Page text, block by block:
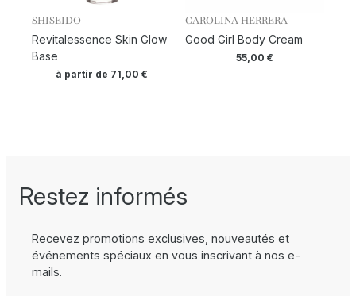
SHISEIDO
Revitalessence Skin Glow
Base
à partir de 71,00 €
CAROLINA HERRERA
Good Girl Body Cream
55,00 €
Restez informés
Recevez promotions exclusives, nouveautés et
événements spéciaux en vous inscrivant à nos e-
mails.